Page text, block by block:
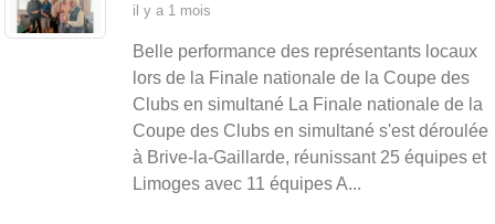
il y a 1 mois
Belle performance des représentants locaux
lors de la Finale nationale de la Coupe des
Clubs en simultané La Finale nationale de la
Coupe des Clubs en simultané s'est déroulée
à Brive-la-Gaillarde, réunissant 25 équipes et
Limoges avec 11 équipes A...